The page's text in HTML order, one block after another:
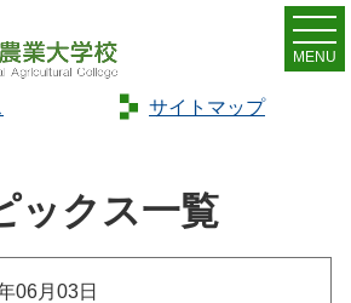
サイトマップ
MENU
ックス一覧
06月03日